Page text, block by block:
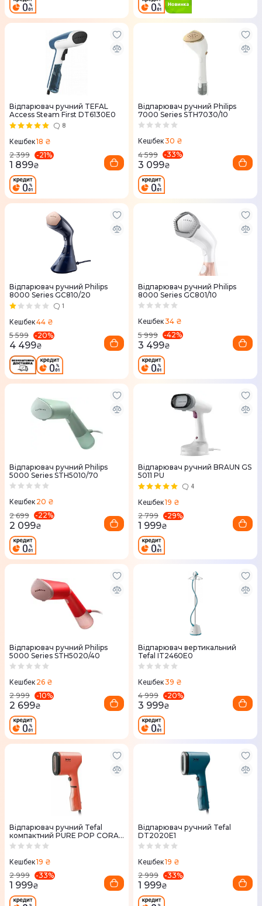
Відпарювач ручний TEFAL
Access Steam First DT6130E0
8
Кешбек18 ₴
2 399
-21%
1 899₴
Відпарювач ручний Philips
7000 Series STH7030/10
Кешбек30 ₴
4 599
-33%
3 099₴
Відпарювач ручний Philips
8000 Series GC810/20
1
Кешбек44 ₴
5 599
-20%
4 499₴
Відпарювач ручний Philips
8000 Series GC801/10
Кешбек34 ₴
5 999
-42%
3 499₴
Відпарювач ручний Philips
5000 Series STH5010/70
Кешбек 20 ₴
2 699
-22%
2 099₴
Відпарювач ручний BRAUN GS
5011 PU
4
Кешбек19 ₴
2 799
-29%
1 999₴
Відпарювач ручний Philips
5000 Series STH5020/40
Кешбек 26 ₴
2 999
-10%
2 699₴
Відпарювач вертикальний
Tefal IT2460E0
Кешбек39 ₴
4 999
-20%
3 999₴
Відпарювач ручний Tefal
компактний PURE POP CORAL
DT2022E1
Кешбек19 ₴
2 999
-33%
1 999₴
Відпарювач ручний Tefal
DT2020E1
Кешбек19 ₴
2 999
-33%
1 999₴